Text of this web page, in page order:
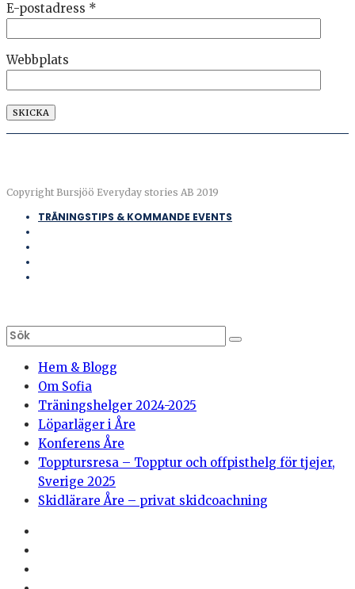
E-postadress *
Webbplats
Copyright Bursjöö Everyday stories AB 2019
TRÄNINGSTIPS & KOMMANDE EVENTS
Hem & Blogg
Om Sofia
Träningshelger 2024-2025
Löparläger i Åre
Konferens Åre
Topptursresa – Topptur och offpisthelg för tjejer,
Sverige 2025
Skidlärare Åre – privat skidcoachning